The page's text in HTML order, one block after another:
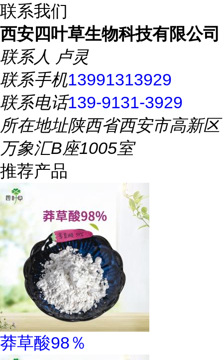
联系我们
西安四叶草生物科技有限公司
联系人 卢灵
联系手机13991313929
联系电话139-9131-3929
所在地址陕西省西安市高新区
万象汇B座1005室
推荐产品
莽草酸98％